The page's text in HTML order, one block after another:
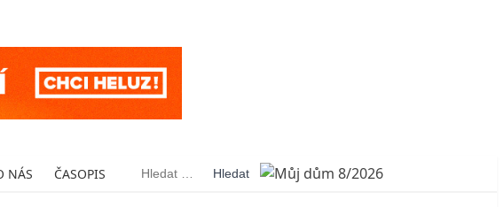
NÁS ČASOPIS Vyhledávání